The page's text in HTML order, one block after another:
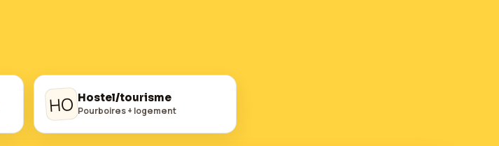
HO Hostel/tourisme
Pourboires + logement